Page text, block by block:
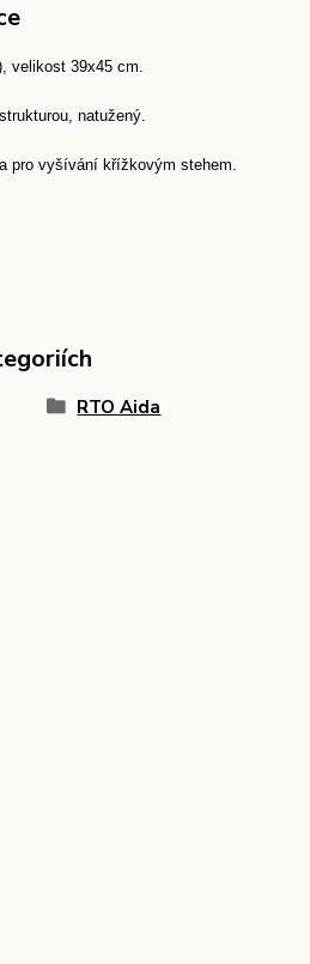
velikost 39x45 cm.
natužený.
pro vyšívání křížkovým stehem.
RTO Aida